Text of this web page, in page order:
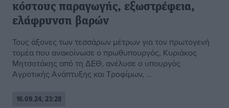
κόστους παραγωγής, εξωστρέφεια,
ελάφρυνση βαρών
Τους άξονες των τεσσάρων μέτρων για τον πρωτογενή
τομέα που ανακοίνωσε ο πρωθυπουργός, Κυριάκος
Μητσοτάκης από τη ΔΕΘ, ανέλυσε ο υπουργός
Αγροτικής Ανάπτυξης και Τροφίμων, ...
16.09.24, 23:28